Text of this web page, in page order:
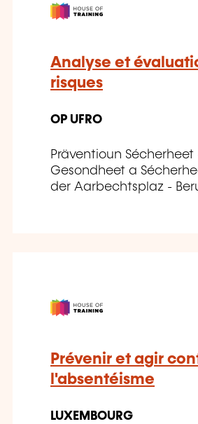
Analyse et
risques
OP UFRO
Präventioun Sécherheet
Gesondheet a
der Aarbechtsplaz -
Prévenir et agir
l'absentéisme
LUXEMBOURG